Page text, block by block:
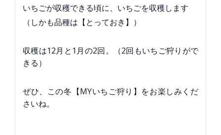
いちごが収穫できる頃に、いちごを収穫します
（しかも品種は【とっておき】）
収穫は12月と1月の2回。（2回もいちご狩りがで
きる）
ぜひ、この冬【MYいちご狩り】をお楽しみくだ
さいね。